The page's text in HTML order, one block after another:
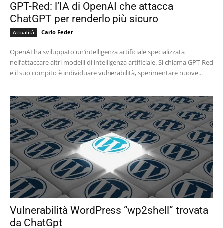
GPT-Red: l’IA di OpenAI che attacca
ChatGPT per renderlo più sicuro
Attualità Carlo Feder
OpenAI ha sviluppato un’intelligenza artificiale specializzata
nell’attaccare altri modelli di intelligenza artificiale. Si chiama GPT-Red
e il suo compito è individuare vulnerabilità, sperimentare nuove...
Vulnerabilità WordPress “wp2shell” trovata
da ChatGpt